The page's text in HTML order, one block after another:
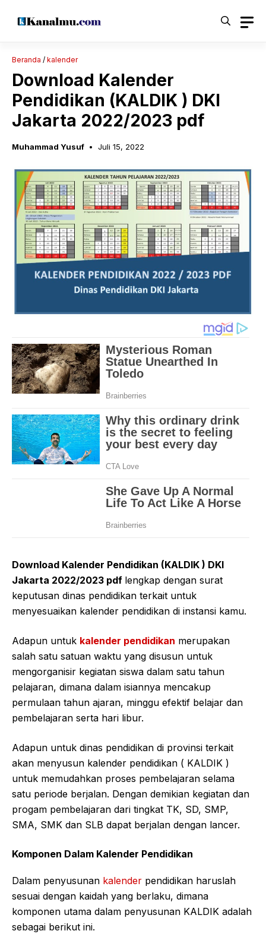
Beranda / kalender
Download Kalender
Pendidikan (KALDIK ) DKI
Jakarta 2022/2023 pdf
Muhammad Yusuf Juli 15, 2022
Download Kalender Pendidikan (KALDIK ) DKI
Jakarta 2022/2023 pdf lengkap dengan surat
keputusan dinas pendidikan terkait untuk
menyesuaikan kalender pendidikan di instansi kamu.
Adapun untuk kalender pendidikan merupakan
salah satu satuan waktu yang disusun untuk
mengorganisir kegiatan siswa dalam satu tahun
pelajaran, dimana dalam isiannya mencakup
permulaan tahun ajaran, minggu efektif belajar dan
pembelajaran serta hari libur.
Adapun untuk dinas pendidikan di provinsi terkait
akan menyusun kalender pendidikan ( KALDIK )
untuk memudahkan proses pembelajaran selama
satu periode berjalan. Dengan demikian kegiatan dan
progam pembelajaran dari tingkat TK, SD, SMP,
SMA, SMK dan SLB dapat berjalan dengan lancer.
Komponen Dalam Kalender Pendidikan
Dalam penyusunan kalender pendidikan haruslah
sesuai dengan kaidah yang berlaku, dimana
komponen utama dalam penyusunan KALDIK adalah
sebagai berikut ini.